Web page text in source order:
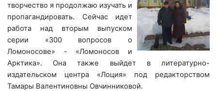
творчество я продолжаю изучать и
пропагандировать. Сейчас идет
работа над вторым выпуском
серии «300 вопросов о
Ломоносове» - «Ломоносов и
Арктика». Она также выйдет в литературно-
издательском центра «Лоция» под редакторством
Тамары Валентиновны Овчинниковой.